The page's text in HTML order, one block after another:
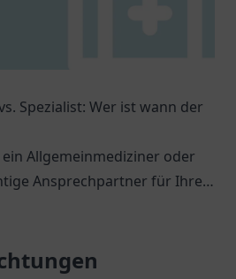
Spezialist: Wer ist wann der
Allgemeinmediziner oder
Ansprechpartner für Ihre